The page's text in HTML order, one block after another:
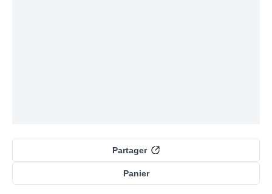
Panier
Partager